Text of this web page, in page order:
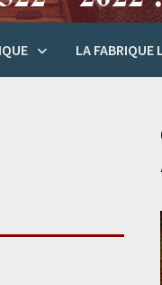
LA FABRIQUE